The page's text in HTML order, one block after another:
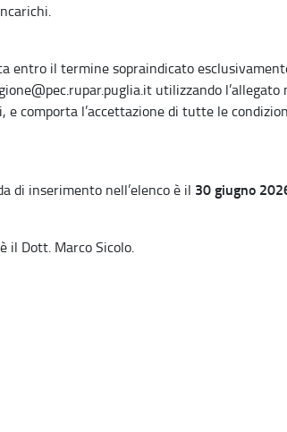
entro il termine sopraindicato
utilizzando l’allegato
e comporta l’accettazione di tutte le
di inserimento nell’elenco è il 30 giugno
il Dott. Marco Sicolo.